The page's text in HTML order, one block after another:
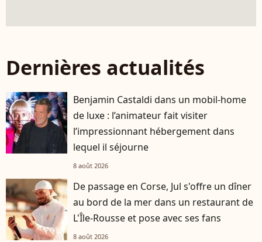
Dernières actualités
Benjamin Castaldi dans un mobil-home
de luxe : l’animateur fait visiter
l’impressionnant hébergement dans
lequel il séjourne
8 août 2026
De passage en Corse, Jul s'offre un dîner
au bord de la mer dans un restaurant de
L'Île-Rousse et pose avec ses fans
8 août 2026